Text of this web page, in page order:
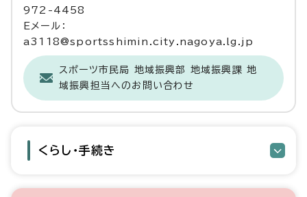
972-4458
Eメール：
a3118@sportsshimin.city.nagoya.lg.jp
スポーツ市民局 地域振興部 地域振興課 地
域振興担当へのお問い合わせ
くらし・手続き